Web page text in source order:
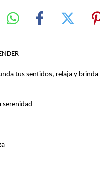
tus sentidos, relaja y
serenidad